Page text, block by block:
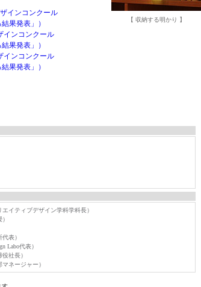
インコンクール
果発表」）
インコンクール
果発表」）
インコンクール
果発表」）
【 収納する明かり 】
イティブデザイン学科学科長）
表）
Labo代表）
社長）
ネージャー）